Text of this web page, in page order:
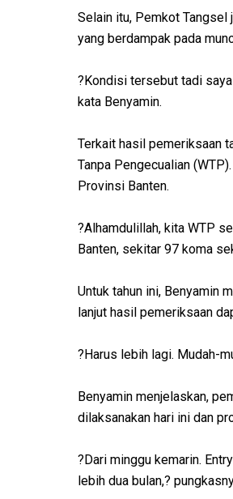
Selain itu, Pemkot Tangsel
yang berdampak pada
?Kondisi tersebut tadi
kata Benyamin.
Terkait hasil pemeriksaan
Tanpa Pengecualian
Provinsi Banten.
?Alhamdulillah, kita WTP
Banten, sekitar 97 koma
Untuk tahun ini, Benyamin
lanjut hasil pemeriksaan
?Harus lebih lagi. Mudah-
Benyamin menjelaskan,
dilaksanakan hari ini dan
?Dari minggu kemarin.
lebih dua bulan,?